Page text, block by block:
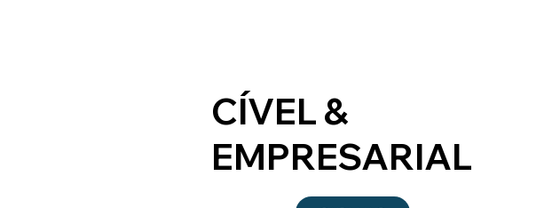
CÍVEL &
EMPRESARIAL